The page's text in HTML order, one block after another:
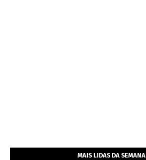
MAIS LIDAS DA SEMANA